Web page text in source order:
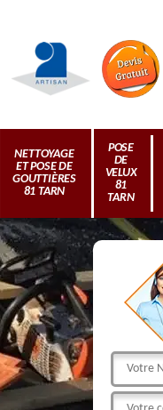
NETTOYAGE
ET POSE DE
GOUTTIÈRES
81 TARN
POSE
DE
VELUX
81
TARN